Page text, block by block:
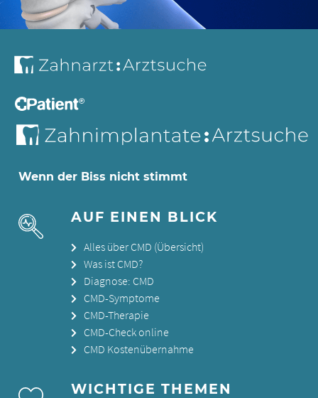
Wenn der Biss nicht stimmt
AUF EINEN BLICK
Alles über CMD (Übersicht)
Was ist CMD?
Diagnose: CMD
CMD-Symptome
CMD-Therapie
CMD-Check online
CMD Kostenübernahme
WICHTIGE THEMEN